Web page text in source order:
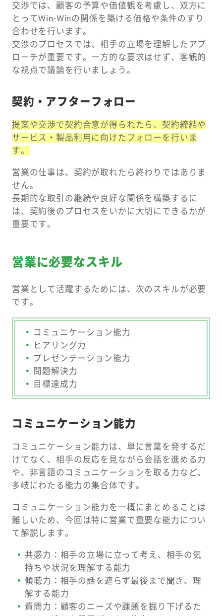
交渉では、顧客の予算や価値観を考慮し、双方に
とってWin-Winの関係を築ける価格や条件のすり
合わせを行います。
交渉のプロセスでは、相手の立場を理解したアプ
ローチが重要です。一方的な要求はせず、客観的
な視点で議論を行いましょう。
契約・アフターフォロー
提案や交渉で契約合意が得られたら、契約締結や
サービス・製品利用に向けたフォローを行いま
す。
営業の仕事は、契約が取れたら終わりではありま
せん。
長期的な取引の継続や良好な関係を構築するに
は、契約後のプロセスをいかに大切にできるかが
重要です。
営業に必要なスキル
営業として活躍するためには、次のスキルが必要
です。
コミュニケーション能力
ヒアリング力
プレゼンテーション能力
問題解決力
目標達成力
コミュニケーション能力
コミュニケーション能力は、単に言葉を発するだ
けでなく、相手の反応を見ながら会話を進める力
や、非言語のコミュニケーションを取る力など、
多岐にわたる能力の集合体です。
コミュニケーション能力を一概にまとめることは
難しいため、今回は特に営業で重要な能力につい
て解説します。
共感力：相手の立場に立って考え、相手の気
持ちや状況を理解する能力
傾聴力：相手の話を遮らず最後まで聞き、理
解する能力
質問力：顧客のニーズや課題を掘り下げるた